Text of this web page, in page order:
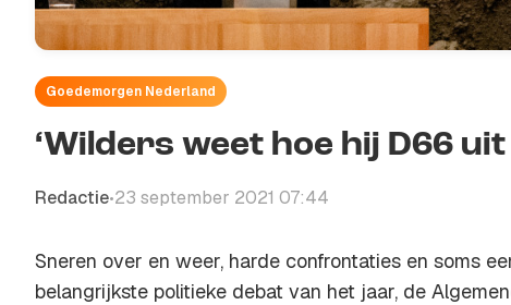
Goedemorgen Nederland
‘Wilders weet hoe hij D66
Redactie•23 september 2021 07:44
Sneren over en weer, harde confrontaties en soms
belangrijkste politieke debat van het jaar, de